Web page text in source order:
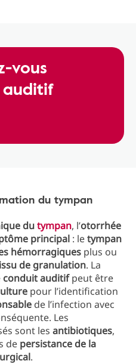
vous
du tympan
dutympan, l’otorrhée
principal : letympan
hémorragiques plus ou
de granulation. La
conduit auditifpeut être
pour l’identification
de l’infection avec
Les
sont les antibiotiques,
de persistance de la
.